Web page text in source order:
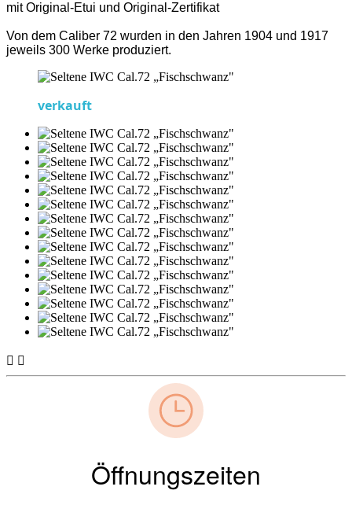
mit Original-Etui und Original-Zertifikat
Von dem Caliber 72 wurden in den Jahren 1904 und 1917
jeweils 300 Werke produziert.
verkauft
 
Öffnungszeiten